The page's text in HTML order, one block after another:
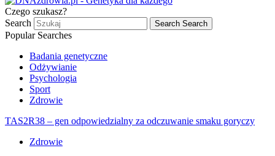
Czego szukasz?
Search
Search Search
Popular Searches
Badania genetyczne
Odżywianie
Psychologia
Sport
Zdrowie
TAS2R38 – gen odpowiedzialny za odczuwanie smaku goryczy
Zdrowie